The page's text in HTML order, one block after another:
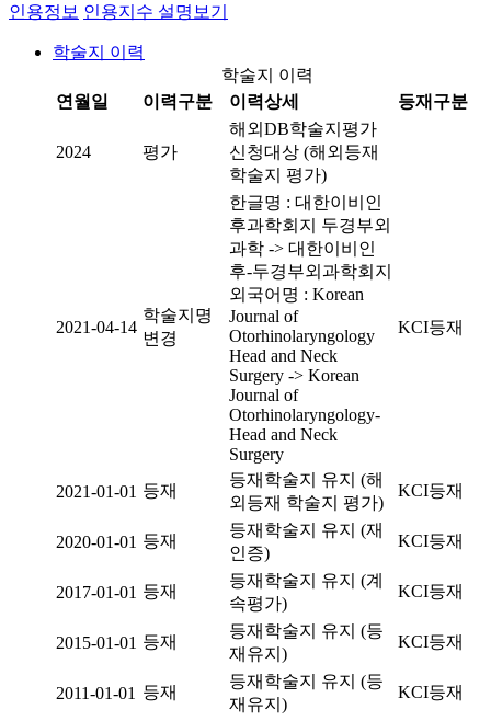
인용정보 인용지수 설명보기
학술지 이력
학술지 이력
연월일
이력구분 이력상세 등재구분
2024 평가
해외DB학술지평가
신청대상 (해외등재
학술지 평가)
2021-04-14
학술지명
변경
한글명 : 대한이비인
후과학회지 두경부외
과학 -> 대한이비인
후-두경부외과학회지
외국어명 : Korean
Journal of
Otorhinolaryngology
Head and Neck
Surgery -> Korean
Journal of
Otorhinolaryngology-
Head and Neck
Surgery
KCI등재
2021-01-01 등재
등재학술지 유지 (해
외등재 학술지 평가)
KCI등재
2020-01-01 등재
등재학술지 유지 (재
인증)
KCI등재
2017-01-01 등재
등재학술지 유지 (계
속평가)
KCI등재
2015-01-01 등재
등재학술지 유지 (등
재유지)
KCI등재
2011-01-01 등재
등재학술지 유지 (등
재유지)
KCI등재